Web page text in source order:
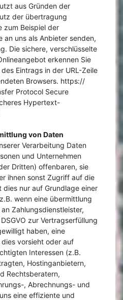
aus Gründen der
der übertragung
zum Beispiel der
an uns als Anbieter senden,
Die sichere, verschlüsselte
erkennen Sie
Eintrags in der URL-Zeile
Browsers. https://
Protocol Secure
Hypertext-
von Daten
Verarbeitung Daten
und Unternehmen
Dritten) offenbaren, sie
ihnen sonst Zugriff auf die
nur auf Grundlage einer
wenn eine übermittlung
Zahlungsdienstleister,
zur Vertragserfüllung
haben, eine
vorsieht oder auf
Interessen (z.B.
Hostinganbietern,
Rechtsberatern,
, Abrechnungs- und
eine effiziente und